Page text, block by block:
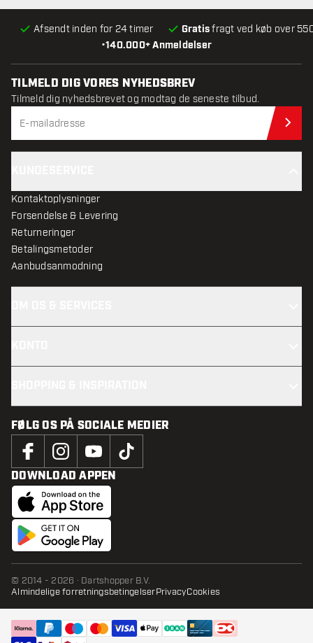
•140.000+ Anmeldelser
Afsendt inden for 24 timer Gratisfragt ved køb over
TILMELD DIG VORES NYHEDSBREV
Tilmeld dig nyhedsbrevet og modtag de seneste tilbud.
Kontaktoplysninger
Forsendelse & Levering
Returneringer
Betalingsmetoder
Aanbudsanmodning
FØLG OS PÅ SOCIALE MEDIER
DOWNLOAD APPEN
© 2014 - 2026 · Dartshopper B.V.
Almindelige forretningsbetingelserPrivacyCookies